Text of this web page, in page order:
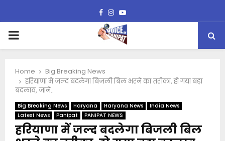
Facebook
Instagram
Youtube
PRIMARY
Home
Big Breaking News
हरियाणा में जल्द बदलेगा बिजली बिल भरने का तरीका, हो गया बड़ा
बदलाव, जाने..
Big Breaking News Haryana Haryana News
India News
Latest News
Panipat PANIPAT NEWS
हरियाणा में जल्द बदलेगा बिजली बिल